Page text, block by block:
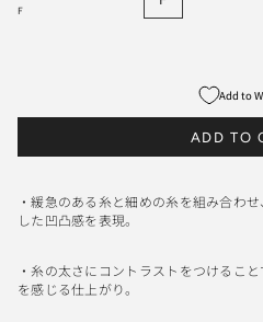
F
Add to
ADD TO
・緩急のある糸と細めの糸を組み合わ
した凹凸感を表現。
・糸の太さにコントラストをつけるこ
を感じる仕上がり。